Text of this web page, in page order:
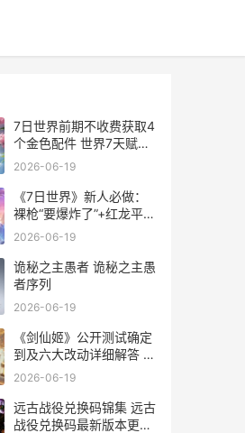
7日世界前期不收费获取4
个金色配件 世界7天赋书
爆率
2026-06-19
《7日世界》新人必做：
裸枪“要爆炸了”+红龙平推
策略 七日七世纪是什么歌
2026-06-19
诡秘之主愚者 诡秘之主愚
者序列
2026-06-19
《剑仙姬》公开测试确定
到及六大改动详细解答 剑
仙女主角
2026-06-19
远古战役兑换码锦集 远古
战役兑换码最新版本更新